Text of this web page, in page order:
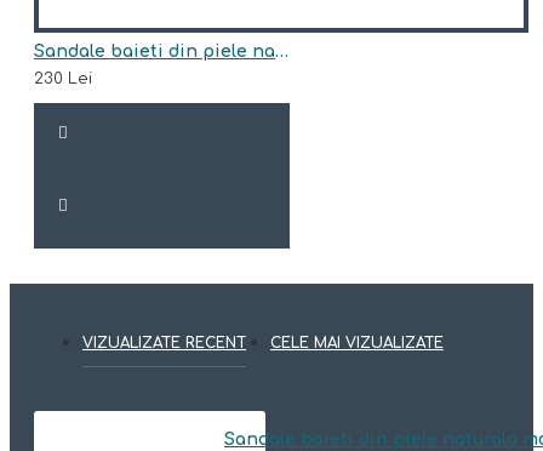
Sandale baieti din piele naturala model PAPA
230 Lei
VIZUALIZATE RECENT CELE MAI VIZUALIZATE
Sandale baieti din piele naturala